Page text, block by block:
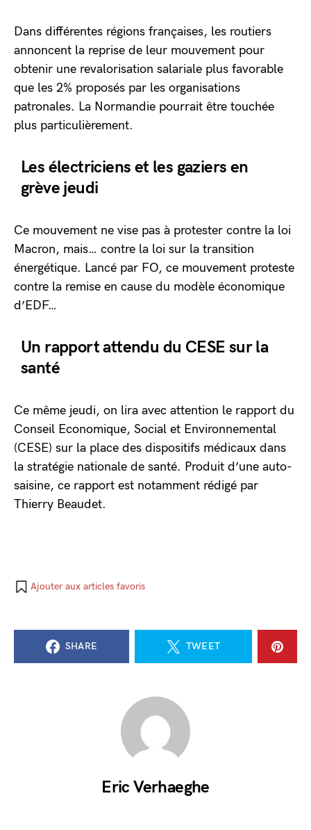
Dans différentes régions françaises, les routiers
annoncent la reprise de leur mouvement pour
obtenir une revalorisation salariale plus favorable
que les 2% proposés par les organisations
patronales. La Normandie pourrait être touchée
plus particulièrement.
Les électriciens et les gaziers en
grève jeudi
Ce mouvement ne vise pas à protester contre la loi
Macron, mais… contre la loi sur la transition
énergétique. Lancé par FO, ce mouvement proteste
contre la remise en cause du modèle économique
d’EDF…
Un rapport attendu du CESE sur la
santé
Ce même jeudi, on lira avec attention le rapport du
Conseil Economique, Social et Environnemental
(CESE) sur la place des dispositifs médicaux dans
la stratégie nationale de santé. Produit d’une auto-
saisine, ce rapport est notamment rédigé par
Thierry Beaudet.
Ajouter aux articles favoris
SHARE TWEET
Eric Verhaeghe